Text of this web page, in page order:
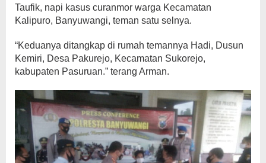
Taufik, napi kasus curanmor warga Kecamatan
Kalipuro, Banyuwangi, teman satu selnya.
“Keduanya ditangkap di rumah temannya Hadi, Dusun
Kemiri, Desa Pakurejo, Kecamatan Sukorejo,
kabupaten Pasuruan.” terang Arman.